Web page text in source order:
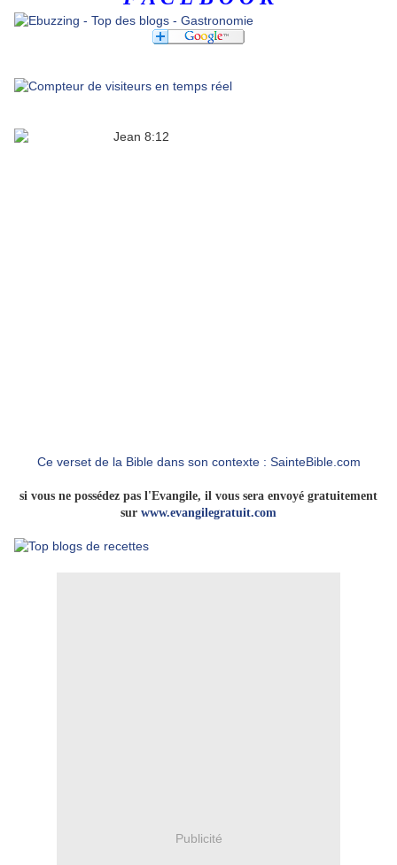
Ce verset de la Bible dans son contexte : SainteBible.com
si vous ne possédez pas l'Evangile, il vous sera envoyé gratuitement
sur www.evangilegratuit.com
Publicité